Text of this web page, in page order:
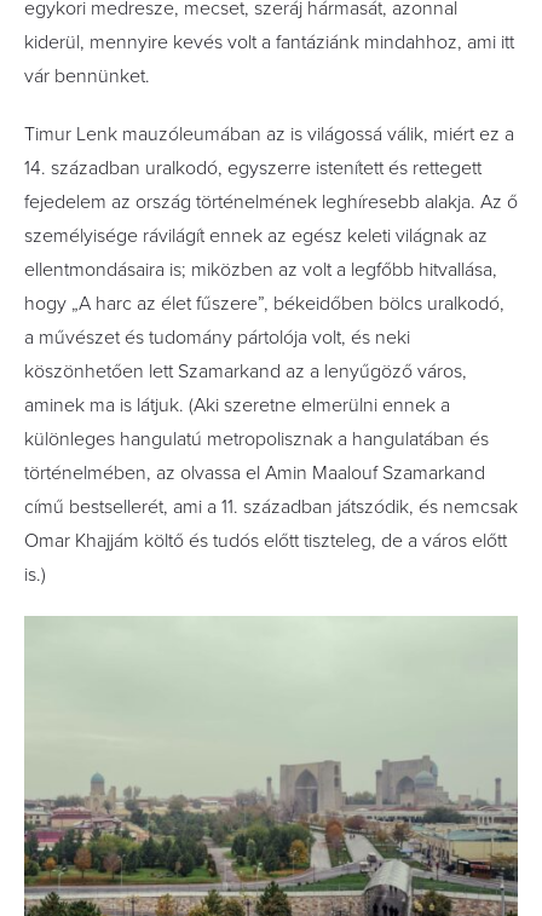
egykori medresze, mecset, szeráj hármasát, azonnal
kiderül, mennyire kevés volt a fantáziánk mindahhoz, ami itt
vár bennünket.
Timur Lenk mauzóleumában az is világossá válik, miért ez a
14. században uralkodó, egyszerre istenített és rettegett
fejedelem az ország történelmének leghíresebb alakja. Az ő
személyisége rávilágít ennek az egész keleti világnak az
ellentmondásaira is; miközben az volt a legfőbb hitvallása,
hogy „A harc az élet fűszere”, békeidőben bölcs uralkodó,
a művészet és tudomány pártolója volt, és neki
köszönhetően lett Szamarkand az a lenyűgöző város,
aminek ma is látjuk. (Aki szeretne elmerülni ennek a
különleges hangulatú metropolisznak a hangulatában és
történelmében, az olvassa el Amin Maalouf Szamarkand
című bestsellerét, ami a 11. században játszódik, és nemcsak
Omar Khajjám költő és tudós előtt tiszteleg, de a város előtt
is.)